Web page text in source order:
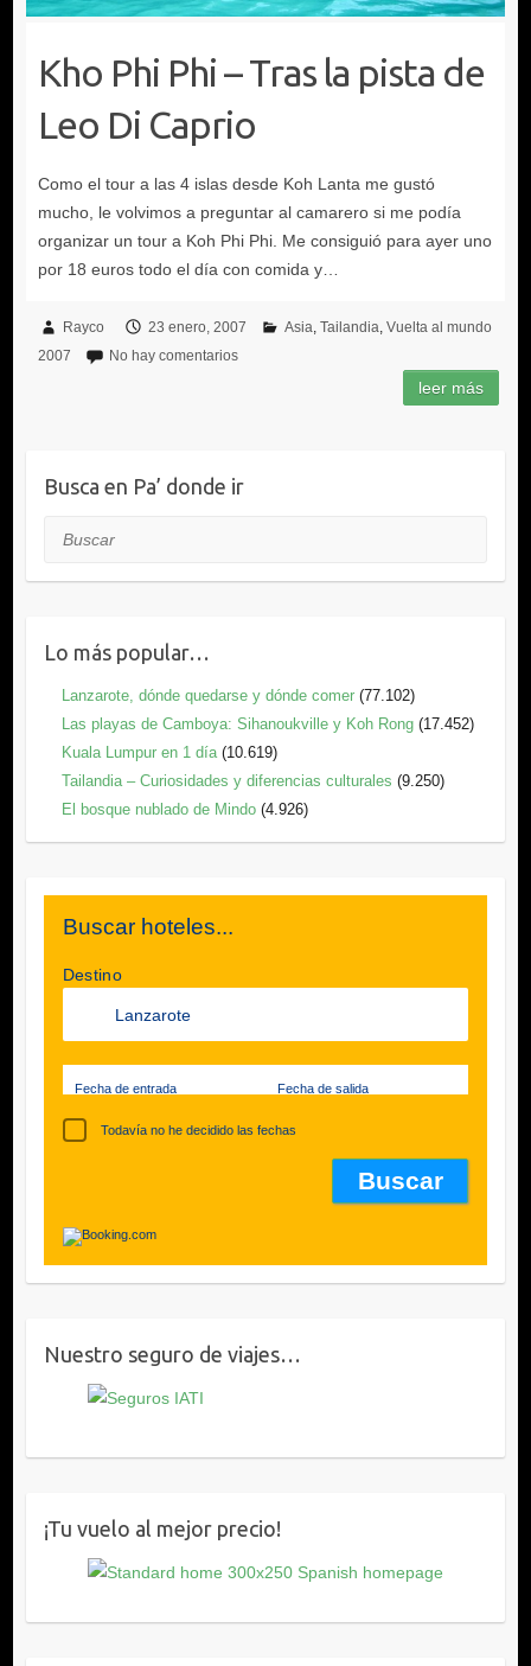
Kho Phi Phi – Tras la pista de
Leo Di Caprio
Rayco 23 enero, 2007 Asia Tailandia Vuelta al mundo
2007
No hay comentarios
Busca en Pa’ donde ir
Buscar
Lo más popular…
Lanzarote, dónde quedarse y dónde comer (77.102)
Las playas de Camboya: Sihanoukville y Koh Rong (17.452)
Kuala Lumpur en 1 día (10.619)
Tailandia – Curiosidades y diferencias culturales (9.250)
El bosque nublado de Mindo (4.926)
Buscar hoteles...
Destino
Fecha de entrada Fecha de salida
Todavía no he decidido las fechas
Nuestro seguro de viajes…
¡Tu vuelo al mejor precio!